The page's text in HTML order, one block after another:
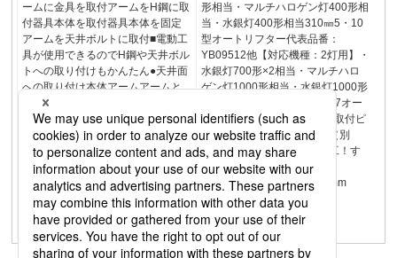
ームに金具を取付アームをH鋼に取
付器具本体を取付器具本体を固定
アームを天井ボルトに取付■電動工
具が使用できるのでH鋼や天井ボル
トへの取り付けもかんたん●天井面
への取り付け本体アームアームと
本体を固定するネジには十字溝付
きの落下防止ネジを採用し、緩め
た時にネジを落とす心配がありま
せん。切り欠き部には引っ掛けや
すく、外れにくい形状で簡単に作
業が行えます。ポイント①ポイン
ト②落下防止ワイヤーは本体部分
を保持しますので、万が一の場合
も安心です。ポイント③
形相当・マルチハロゲン灯400形相
当・水銀灯400形相当310㎜5・10
型オートリフター代表品番：
YB09512他【対応機種：2灯用】・
水銀灯700形×2相当・マルチハロ
ゲン灯1000形相当・水銀灯1000形
相当30°0°30°332202247247オー
トリフターDNシリーズ同じ取付ピ
ッチ信号線（別途）電源線（別
途）結束バンドすっきり施工！す
っきり天井！
170mm310mm170mm310mm